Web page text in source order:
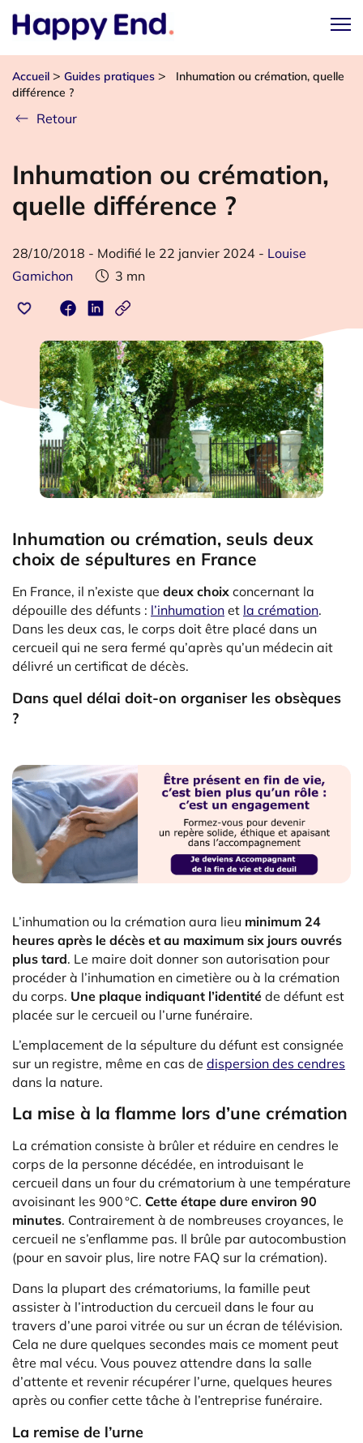
Accueil > Guides pratiques >
Inhumation ou crémation, quelle
différence ?
Retour
Inhumation ou crémation,
quelle différence ?
28/10/2018 - Modifié le 22 janvier 2024 - Louise
Gamichon
3 mn
Inhumation ou crémation, seuls deux
choix de sépultures en France
En France, il n’existe que deux choix concernant la
dépouille des défunts : l’inhumation et la crémation.
Dans les deux cas, le corps doit être placé dans un
cercueil qui ne sera fermé qu’après qu’un médecin ait
délivré un certificat de décès.
Dans quel délai doit-on organiser les obsèques
?
L’inhumation ou la crémation aura lieu minimum 24
heures après le décès et au maximum six jours ouvrés
plus tard. Le maire doit donner son autorisation pour
procéder à l’inhumation en cimetière ou à la crémation
du corps. Une plaque indiquant l’identité de défunt est
placée sur le cercueil ou l’urne funéraire.
L’emplacement de la sépulture du défunt est consignée
sur un registre, même en cas de dispersion des cendres
dans la nature.
La mise à la flamme lors d’une crémation
La crémation consiste à brûler et réduire en cendres le
corps de la personne décédée, en introduisant le
cercueil dans un four du crématorium à une température
avoisinant les 900 °C. Cette étape dure environ 90
minutes. Contrairement à de nombreuses croyances, le
cercueil ne s’enflamme pas. Il brûle par autocombustion
(pour en savoir plus, lire notre FAQ sur la crémation).
Dans la plupart des crématoriums, la famille peut
assister à l’introduction du cercueil dans le four au
travers d’une paroi vitrée ou sur un écran de télévision.
Cela ne dure quelques secondes mais ce moment peut
être mal vécu. Vous pouvez attendre dans la salle
d’attente et revenir récupérer l’urne, quelques heures
après ou confier cette tâche à l’entreprise funéraire.
La remise de l’urne